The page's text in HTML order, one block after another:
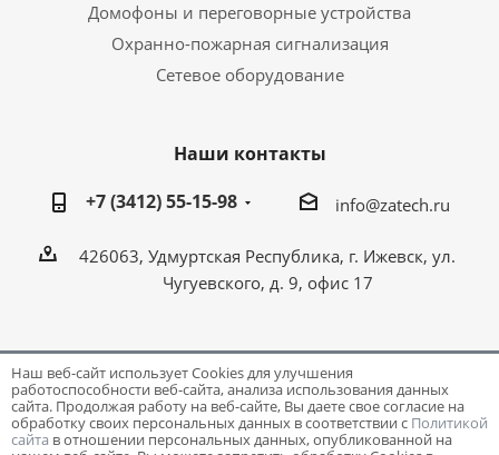
Домофоны и переговорные устройства
Охранно-пожарная сигнализация
Сетевое оборудование
Наши контакты
+7 (3412) 55-15-98
info@zatech.ru
426063, Удмуртская Республика, г. Ижевск, ул.
Чугуевского, д. 9, офис 17
Разработка и поддержка сайта -Victory
Наш веб-сайт использует Cookies для улучшения
работоспособности веб-сайта, анализа использования данных
сайта. Продолжая работу на веб-сайте, Вы даете свое согласие на
обработку своих персональных данных в соответствии с Политикой
сайта в отношении персональных данных, опубликованной на